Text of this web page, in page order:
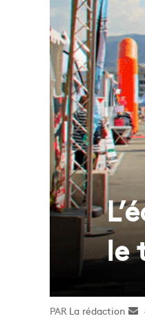
le
La rédaction